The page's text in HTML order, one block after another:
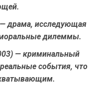
— драма, исследующая
дилеммы.
— криминальный
события, что